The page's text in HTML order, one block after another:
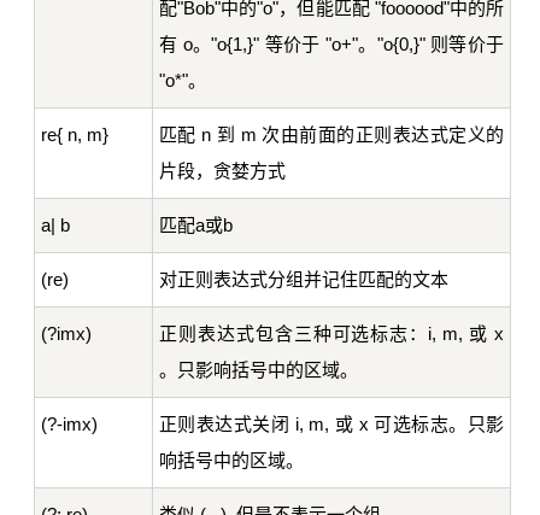
配"Bob"中的"o"，但能匹配 "foooood"中的所
有 o。"o{1,}" 等价于 "o+"。"o{0,}" 则等价于
"o*"。
re{ n, m}
匹配 n 到 m 次由前面的正则表达式定义的
片段，贪婪方式
a| b 匹配a或b
(re) 对正则表达式分组并记住匹配的文本
(?imx)
正则表达式包含三种可选标志：i, m, 或 x
。只影响括号中的区域。
(?-imx)
正则表达式关闭 i, m, 或 x 可选标志。只影
响括号中的区域。